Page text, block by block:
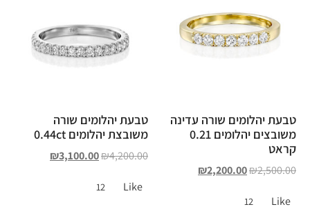
טבעת יהלומים שורה עדינה
משובצים יהלומים 0.21
קראט
₪2,500.00
₪2,200.00
Like
12
טבעת יהלומים שורה
משובצת יהלומים 0.44ct
₪4,200.00
₪3,100.00
Like
12